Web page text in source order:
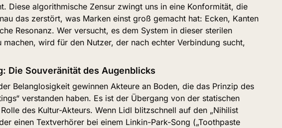
Diese algorithmische Zensur zwingt uns in eine Konformität, die
das zerstört, was Marken einst groß gemacht hat: Ecken, Kanten
Resonanz. Wer versucht, es dem System in dieser sterilen
machen, wird für den Nutzer, der nach echter Verbindung sucht,
Die Souveränität des Augenblicks
Belanglosigkeit gewinnen Akteure an Boden, die das Prinzip des
verstanden haben. Es ist der Übergang von der statischen
des Kultur-Akteurs. Wenn Lidl blitzschnell auf den „Nihilist
einen Textverhörer bei einem Linkin-Park-Song („Toothpaste